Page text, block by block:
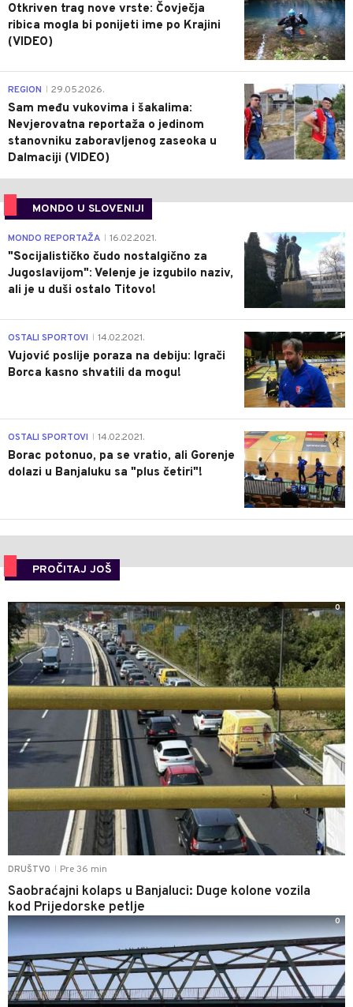
Otkriven trag nove vrste: Čovječja
ribica mogla bi ponijeti ime po Krajini
(VIDEO)
0
REGION 29.05.2026.
Sam među vukovima i šakalima:
Nevjerovatna reportaža o jedinom
stanovniku zaboravljenog zaseoka u
Dalmaciji (VIDEO)
MONDO U SLOVENIJI
4
MONDO REPORTAŽA 16.02.2021.
"Socijalističko čudo nostalgično za
Jugoslavijom": Velenje je izgubilo naziv,
ali je u duši ostalo Titovo!
1
OSTALI SPORTOVI 14.02.2021.
Vujović poslije poraza na debiju: Igrači
Borca kasno shvatili da mogu!
3
OSTALI SPORTOVI 14.02.2021.
Borac potonuo, pa se vratio, ali Gorenje
dolazi u Banjaluku sa "plus četiri"!
PROČITAJ JOŠ
DRUŠTVO Pre 36 min
Saobraćajni kolaps u Banjaluci: Duge kolone vozila
kod Prijedorske petlje
0
0